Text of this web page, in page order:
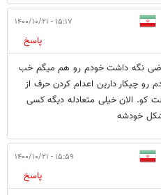
۱۵:۱۷ - ۱۴۰۰/۱۰/۲۱
پاسخ
نگه داشت خودم رو هم میگم خب
چیکار دارین اعدام کردن حرف از
کو. الان خیلی متعادله دیگه کسی
۱۵:۵۹ - ۱۴۰۰/۱۰/۲۱
پاسخ